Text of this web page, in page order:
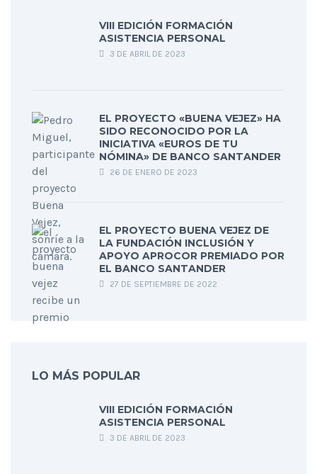
VIII EDICIÓN FORMACIÓN
ASISTENCIA PERSONAL
3 DE ABRIL DE 2023
EL PROYECTO «BUENA VEJEZ» HA
SIDO RECONOCIDO POR LA
INICIATIVA «EUROS DE TU
NÓMINA» DE BANCO SANTANDER
26 DE ENERO DE 2023
EL PROYECTO BUENA VEJEZ DE
LA FUNDACIÓN INCLUSIÓN Y
APOYO APROCOR PREMIADO POR
EL BANCO SANTANDER
27 DE SEPTIEMBRE DE 2022
LO MÁS POPULAR
VIII EDICIÓN FORMACIÓN
ASISTENCIA PERSONAL
3 DE ABRIL DE 2023